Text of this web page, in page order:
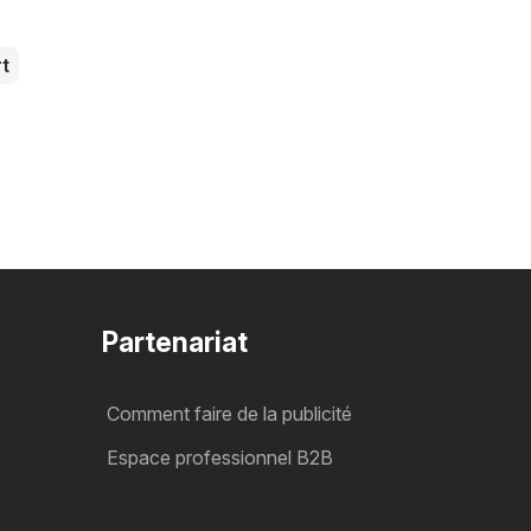
Partenariat
Comment faire de la publicité
Espace professionnel B2B